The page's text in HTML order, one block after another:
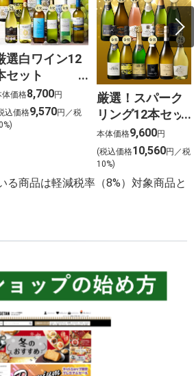
選白ワイン12
セット
体価格8,700円
込価格9,570円／税
厳選！スパーク
リング12本セッ
ト 金賞受賞ワイ
ンを含む１２本
を選びました！
本体価格9,600円
(税込価格10,560円／税
10%)
る商品は軽減税率（8%）対象商品と